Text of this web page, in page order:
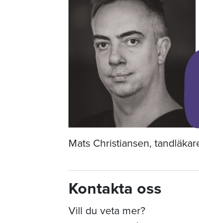
Mats Christiansen,
Kontakta oss
Vill du veta mer?